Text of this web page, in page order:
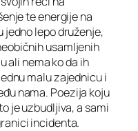
te energije na
jedno lepo druženje,
usamljenih
ali nema ko da ih
malu zajednicu i
nama. Poezija koju
je uzbudljiva, a sami
incidenta.